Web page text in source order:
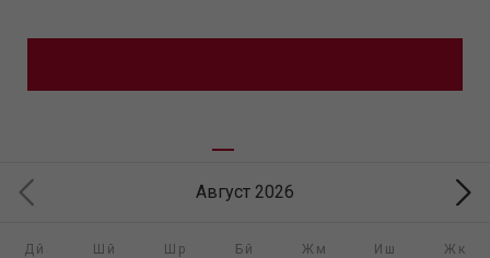
Август 2026
Дй Шй Шр Бй Жм Иш Жк